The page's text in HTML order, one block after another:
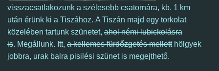
visszacsatlakozunk a szélesebb csatornára, kb. 1 km
után érünk ki a Tiszához. A Tiszán majd egy torkolat
közelében tartunk szünetet, ahol némilubickolásra
is. Megállunk. Itt, a kellemes fürdőzgetés melletthölgyek
jobbra, urak balra pisilési szünet is megejthető.